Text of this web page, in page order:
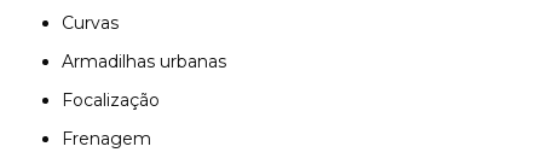
Curvas
Armadilhas urbanas
Focalização
Frenagem